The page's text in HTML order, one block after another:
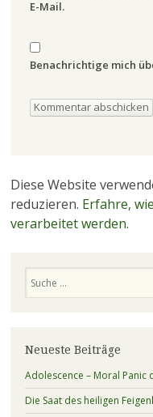
E-Mail.
Benachrichtige mich
Diese Website
reduzieren. Erfahre,
verarbeitet werden.
Neueste Beiträge
Adolescence – Moral Panic
Die Saat des heiligen